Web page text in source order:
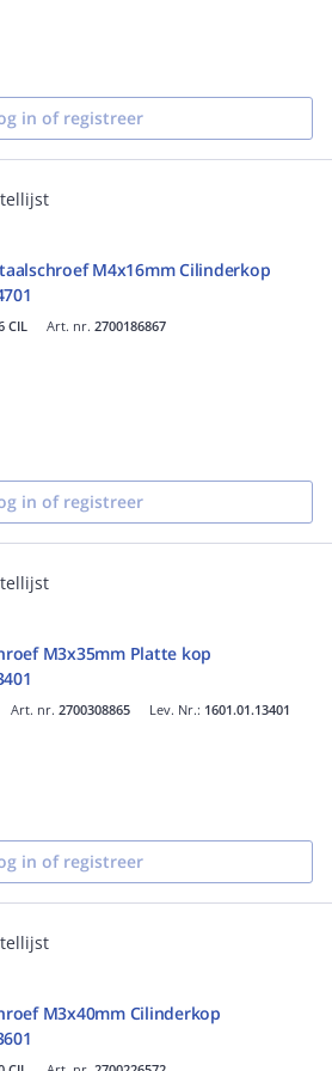
in of registreer
M4x16mm Cilinderkop
Art. nr. 2700186867
CIL
in of registreer
M3x35mm Platte kop
Art. nr. 2700308865 Lev. Nr.: 1601.01.13401
in of registreer
M3x40mm Cilinderkop